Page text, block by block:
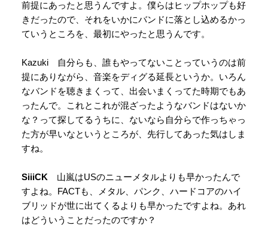
前提にあったと思うんですよ。僕らはヒップホップも好
きだったので、それをいかにバンドに落とし込めるかっ
ていうところを、最初にやったと思うんです。
Kazuki 自分らも、誰もやってないことっていうのは前
提にありながら、音楽をディグる延長というか。いろん
なバンドを聴きまくって、出会いまくってた時期でもあ
ったんで。これとこれが混ざったようなバンドはないか
な？って探してるうちに、ないなら自分らで作っちゃっ
た方が早いなというところが、先行してあった気はしま
すね。
SiiiCK 山嵐はUSのニューメタルよりも早かったんで
すよね。FACTも、メタル、パンク、ハードコアのハイ
ブリッドが世に出てくるよりも早かったですよね。あれ
はどういうことだったのですか？